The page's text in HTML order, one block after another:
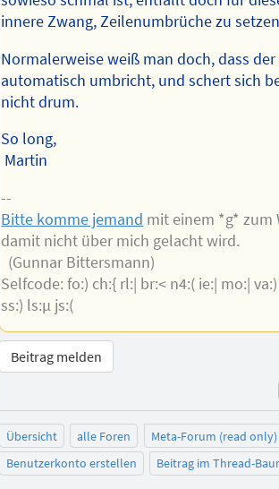
innere Zwang, Zeilenumbrüche zu
Normalerweise weiß man doch, dass der
automatisch umbricht, und schert sich
nicht drum.
So long,
Martin
--
Bitte komme jemand mit einem *g* zum
damit nicht über mich gelacht wird.
(Gunnar Bittersmann)
Selfcode: fo:) ch:{ rl:| br:< n4:( ie:| mo:|
ss:) ls:µ js:(
Beitrag melden
Übersicht alle Foren
Meta-Forum (read only)
Benutzerkonto erstellen
Beitrag im Thread-